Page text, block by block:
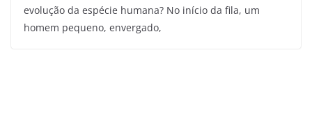
evolução da espécie humana? No início da fila, um
homem pequeno, envergado,